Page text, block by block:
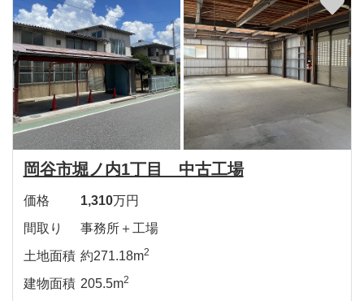
岡谷市堀ノ内1丁目 中古工場
価格 1,310万円
間取り
事務所＋工場
土地面積 約271.18m2
建物面積 205.5m2